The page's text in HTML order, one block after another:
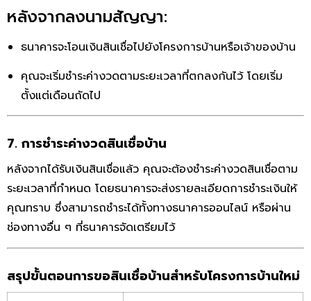
หลังจากลงนามสัญญา:
ธนาคารจะโอนเงินสินเชื่อไปยังโครงการบ้านหรือเจ้าของบ้าน
คุณจะเริ่มชำระค่างวดตามระยะเวลาที่ตกลงกันไว้ โดยเริ่ม
ตั้งแต่เดือนถัดไป
7. การชำระค่างวดสินเชื่อบ้าน
หลังจากได้รับเงินสินเชื่อแล้ว คุณจะต้องชำระค่างวดสินเชื่อตาม
ระยะเวลาที่กำหนด โดยธนาคารจะส่งรายละเอียดการชำระเงินให้
คุณทราบ ซึ่งสามารถชำระได้ทั้งทางธนาคารออนไลน์ หรือผ่าน
ช่องทางอื่น ๆ ที่ธนาคารจัดเตรียมไว้
สรุปขั้นตอนการขอสินเชื่อบ้านสำหรับโครงการบ้านใหม่